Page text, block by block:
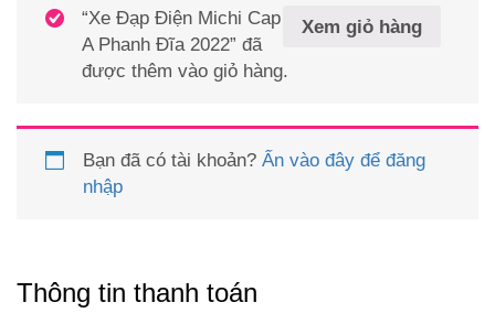
Xem giỏ hàng
“Xe Đạp Điện Michi Cap
A Phanh Đĩa 2022” đã
được thêm vào giỏ hàng.
Bạn đã có tài khoản? Ấn vào đây để đăng
nhập
Thông tin thanh toán